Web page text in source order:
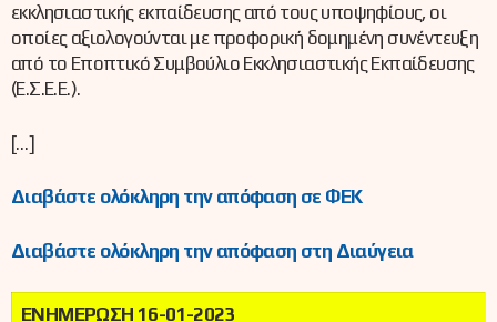
εκκλησιαστικής εκπαίδευσης από τους υποψηφίους, οι
οποίες αξιολογούνται με προφορική δομημένη συνέντευξη
από το Εποπτικό Συμβούλιο Εκκλησιαστικής Εκπαίδευσης
(Ε.Σ.Ε.Ε.).
[…]
Διαβάστε ολόκληρη την απόφαση σε ΦΕΚ
Διαβάστε ολόκληρη την απόφαση στη Διαύγεια
ΕΝΗΜΕΡΩΣΗ 16-01-2023